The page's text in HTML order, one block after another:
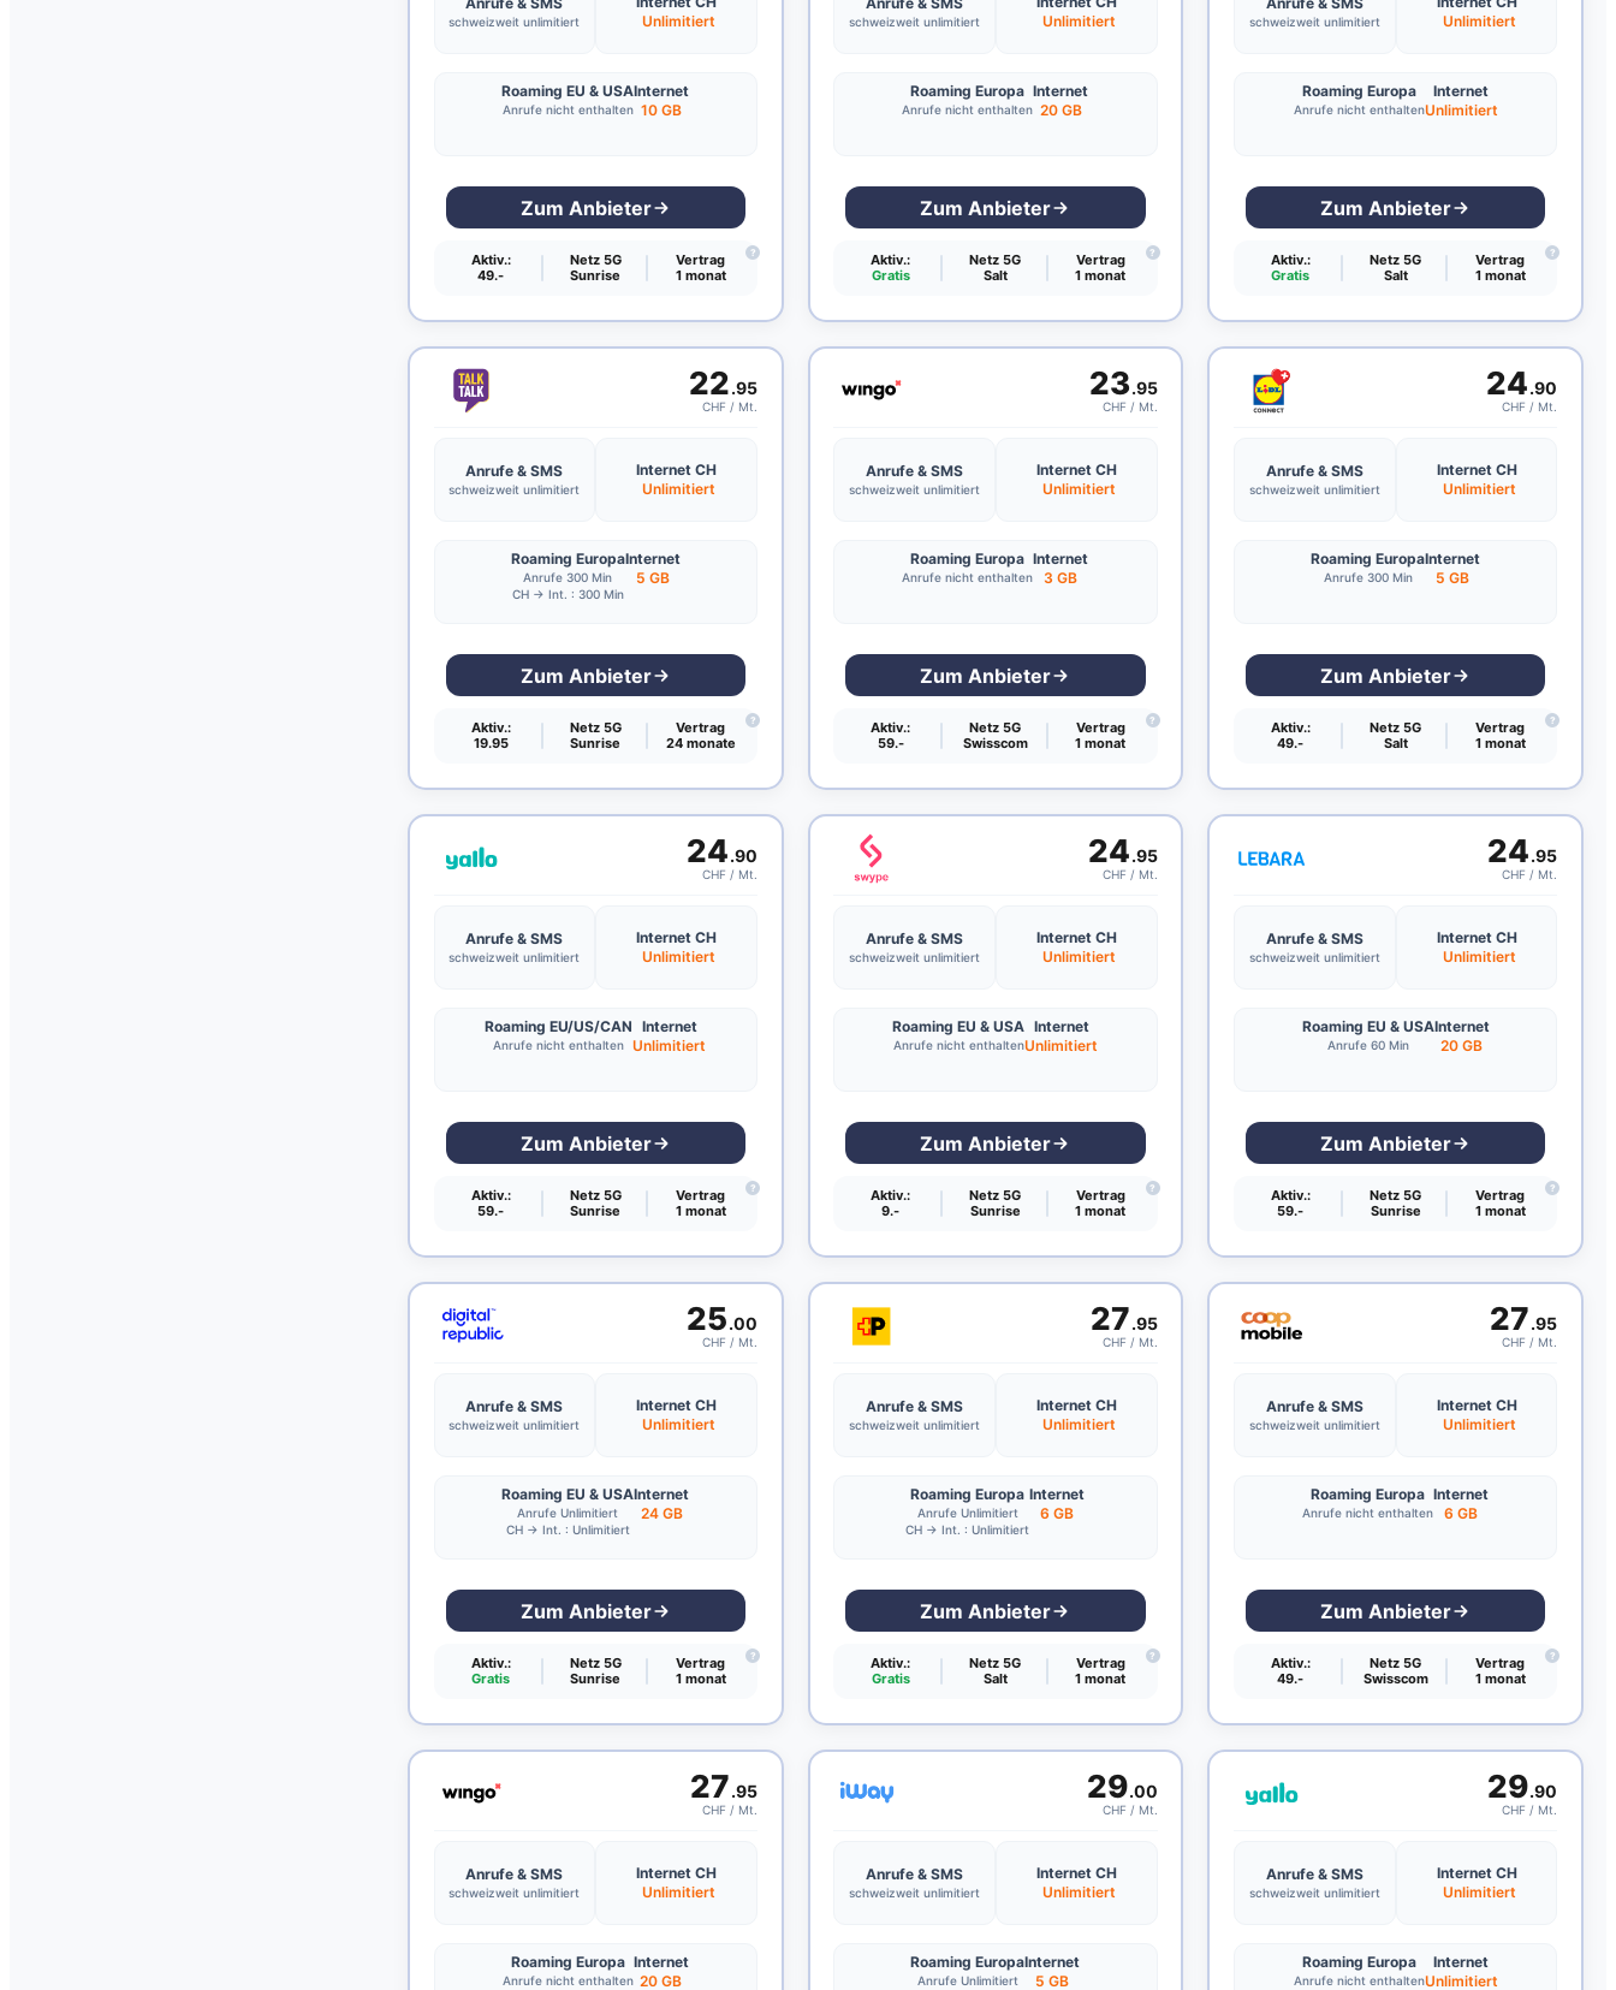
schweizweit unlimitiert
Unlimitiert
Roaming EU & USA
Anrufe nicht enthalten
Internet
10 GB
Zum Anbieter
Aktiv.:
49.-
Netz 5G
Sunrise
Vertrag
1 monat
?
schweizweit unlimitiert
Unlimitiert
Roaming Europa
Anrufe nicht enthalten
Internet
20 GB
Zum Anbieter
Aktiv.:
Gratis
Netz 5G
Salt
Vertrag
1 monat
?
schweizweit unlimitiert
Unlimitiert
Roaming Europa
Anrufe nicht enthalten
Internet
Unlimitiert
Zum Anbieter
Aktiv.:
Gratis
Netz 5G
Salt
Vertrag
1 monat
?
22.95
CHF / Mt.
Anrufe & SMS
schweizweit unlimitiert
Internet CH
Unlimitiert
Roaming Europa
Anrufe 300 Min
CH → Int. : 300 Min
Internet
5 GB
Zum Anbieter
Aktiv.:
19.95
Netz 5G
Sunrise
Vertrag
24 monate
?
23.95
CHF / Mt.
Anrufe & SMS
schweizweit unlimitiert
Internet CH
Unlimitiert
Roaming Europa
Anrufe nicht enthalten
Internet
3 GB
Zum Anbieter
Aktiv.:
59.-
Netz 5G
Swisscom
Vertrag
1 monat
?
24.90
CHF / Mt.
Anrufe & SMS
schweizweit unlimitiert
Internet CH
Unlimitiert
Roaming Europa
Anrufe 300 Min
Internet
5 GB
Zum Anbieter
Aktiv.:
49.-
Netz 5G
Salt
Vertrag
1 monat
?
24.90
CHF / Mt.
Anrufe & SMS
schweizweit unlimitiert
Internet CH
Unlimitiert
Roaming EU/US/CAN
Anrufe nicht enthalten
Internet
Unlimitiert
Zum Anbieter
Aktiv.:
59.-
Netz 5G
Sunrise
Vertrag
1 monat
?
24.95
CHF / Mt.
Anrufe & SMS
schweizweit unlimitiert
Internet CH
Unlimitiert
Roaming EU & USA
Anrufe nicht enthalten
Internet
Unlimitiert
Zum Anbieter
Aktiv.:
9.-
Netz 5G
Sunrise
Vertrag
1 monat
?
24.95
CHF / Mt.
Anrufe & SMS
schweizweit unlimitiert
Internet CH
Unlimitiert
Roaming EU & USA
Anrufe 60 Min
Internet
20 GB
Zum Anbieter
Aktiv.:
59.-
Netz 5G
Sunrise
Vertrag
1 monat
?
25.00
CHF / Mt.
Anrufe & SMS
schweizweit unlimitiert
Internet CH
Unlimitiert
Roaming EU & USA
Anrufe Unlimitiert
CH → Int. : Unlimitiert
Internet
24 GB
Zum Anbieter
Aktiv.:
Gratis
Netz 5G
Sunrise
Vertrag
1 monat
?
27.95
CHF / Mt.
Anrufe & SMS
schweizweit unlimitiert
Internet CH
Unlimitiert
Roaming Europa
Anrufe Unlimitiert
CH → Int. : Unlimitiert
Internet
6 GB
Zum Anbieter
Aktiv.:
Gratis
Netz 5G
Salt
Vertrag
1 monat
?
27.95
CHF / Mt.
Anrufe & SMS
schweizweit unlimitiert
Internet CH
Unlimitiert
Roaming Europa
Anrufe nicht enthalten
Internet
6 GB
Zum Anbieter
Aktiv.:
49.-
Netz 5G
Swisscom
Vertrag
1 monat
?
27.95
CHF / Mt.
Anrufe & SMS
schweizweit unlimitiert
Internet CH
Unlimitiert
Roaming Europa
Anrufe nicht enthalten
Internet
20 GB
29.00
CHF / Mt.
Anrufe & SMS
schweizweit unlimitiert
Internet CH
Unlimitiert
Roaming Europa
Anrufe Unlimitiert
Internet
5 GB
29.90
CHF / Mt.
Anrufe & SMS
schweizweit unlimitiert
Internet CH
Unlimitiert
Roaming Europa
Anrufe nicht enthalten
Internet
Unlimitiert